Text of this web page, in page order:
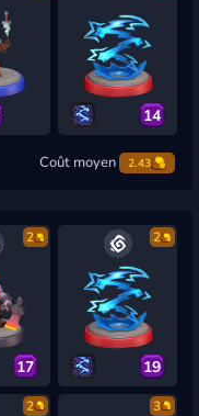
14
Coût moyen 2.43
2
17
2
19
2 3